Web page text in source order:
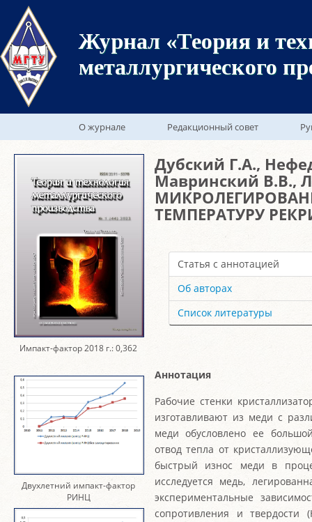
Журнал «Теория и
металлургического
О журнале Редакционный совет
Импакт-фактор 2018 г.: 0,362
Двухлетний импакт-фактор
РИНЦ
Дубский Г.А.,
Мавринский В.В.,
ТЕМПЕРАТУРУ
Статья с аннотацией
Об авторах
Список литературы
Аннотация
Рабочие стенки
изготавливают из меди с
меди обусловлено ее
отвод тепла от
быстрый износ меди в
исследуется медь,
экспериментальные
сопротивления и твердости